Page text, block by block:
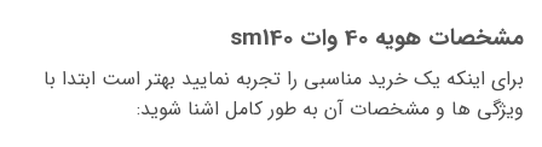
مشخصات هویه 40 وات sm140
برای اینکه یک خرید مناسبی را تجربه نمایید بهتر است ابتدا با
ویژگی ها و مشخصات آن به طور کامل اشنا شوید: